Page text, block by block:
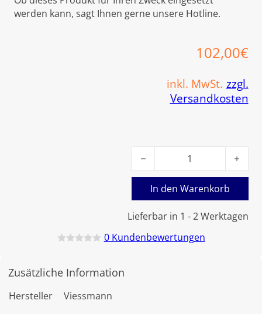
werden kann, sagt Ihnen gerne unsere Hotline.
102,00€
inkl. MwSt. zzgl.
Versandkosten
Lieferbar in 1 - 2 Werktagen
Viessmann Anschlussrohr
In den Warenkorb
e
0Kundenbewertungen
Zusätzliche Information
Hersteller Viessmann